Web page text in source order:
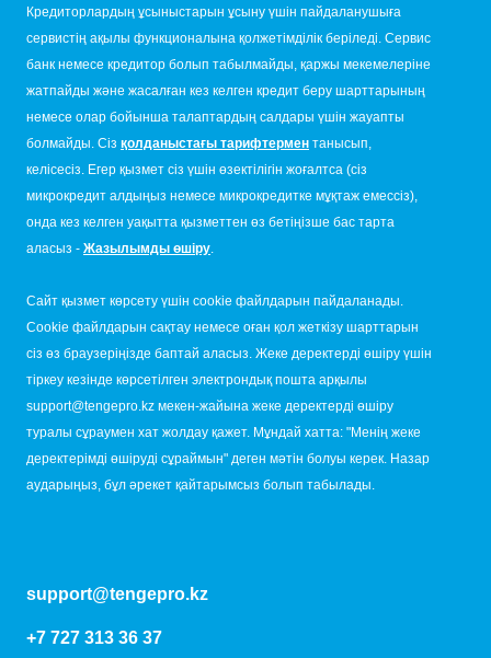
Кредиторлардың ұсыныстарын ұсыну үшін пайдаланушыға
сервистің ақылы функционалына қолжетімділік беріледі. Сервис
банк немесе кредитор болып табылмайды, қаржы мекемелеріне
жатпайды және жасалған кез келген кредит беру шарттарының
немесе олар бойынша талаптардың салдары үшін жауапты
болмайды. Сіз қолданыстағы тарифтермен танысып,
келісесіз. Егер қызмет сіз үшін өзектілігін жоғалтса (сіз
микрокредит алдыңыз немесе микрокредитке мұқтаж емессіз),
онда кез келген уақытта қызметтен өз бетіңізше бас тарта
аласыз - Жазылымды өшіру
Сайт қызмет көрсету үшін cookie файлдарын пайдаланады.
Cookie файлдарын сақтау немесе оған қол жеткізу шарттарын
сіз өз браузеріңізде баптай аласыз. Жеке деректерді өшіру үшін
тіркеу кезінде көрсетілген электрондық пошта арқылы
support@tengepro.kz мекен-жайына жеке деректерді өшіру
туралы сұраумен хат жолдау қажет. Мұндай хатта: "Менің жеке
деректерімді өшіруді сұраймын" деген мәтін болуы керек. Назар
аударыңыз, бұл әрекет қайтарымсыз болып табылады.
support@tengepro.kz
+7 727 313 36 37